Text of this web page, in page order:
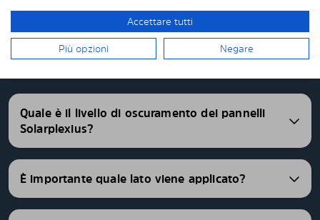
oltre 4500 differenti modelli di auto.
FAQ
Quale è il livello di oscuramento dei pannelli
Solarplexius?
È importante quale lato viene applicato?
Accettare tutti
Più opzioni Negare